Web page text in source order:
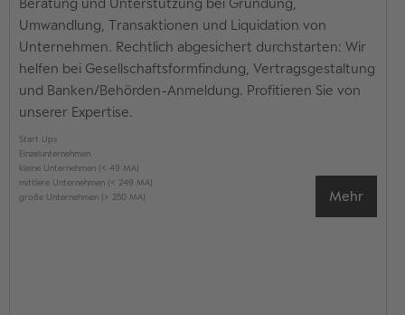
Beratung und Unterstützung bei Gründung,
Umwandlung, Transaktionen und Liquidation von
Unternehmen. Rechtlich abgesichert durchstarten: Wir
helfen bei Gesellschaftsformfindung, Vertragsgestaltung
und Banken/Behörden-Anmeldung. Profitieren Sie von
unserer Expertise.
Start Ups
Einzelunternehmen
kleine Unternehmen (< 49 MA)
mittlere Unternehmen (< 249 MA)
große Unternehmen (> 250 MA)
Mehr